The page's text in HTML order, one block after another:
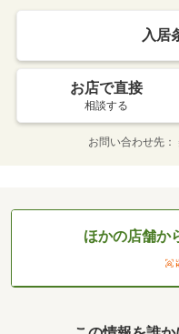
入居
お店で直接
相談する
お問い合わせ先
ほかの店舗か